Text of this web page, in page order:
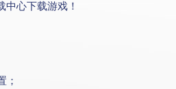
中心下载游戏！
；